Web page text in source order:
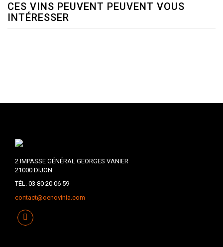
CES VINS PEUVENT PEUVENT VOUS
INTÉRESSER
2 IMPASSE GÉNÉRAL GEORGES VANIER
21000 DIJON
TÉL. 03 80 20 06 59
contact@oenovinia.com